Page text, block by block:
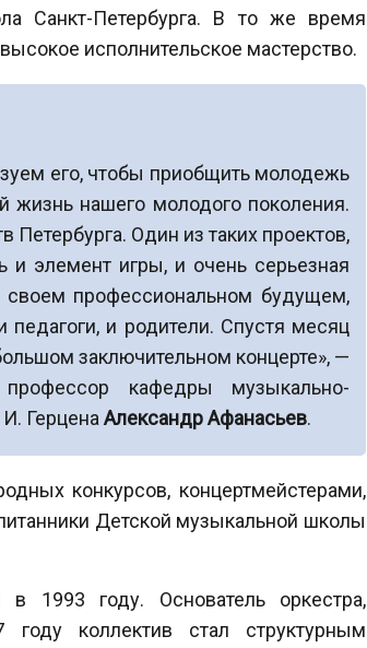
Санкт-Петербурга. В то же время
исполнительское мастерство.
его, чтобы приобщить молодежь
жизнь нашего молодого поколения.
Один из таких проектов,
элемент игры, и очень серьезная
своем профессиональном будущем,
и родители. Спустя месяц
заключительном концерте», —
кафедры музыкально-
Герцена Александр Афанасьев.
конкурсов, концертмейстерами,
Детской музыкальной школы
1993 году. Основатель оркестра,
коллектив стал структурным